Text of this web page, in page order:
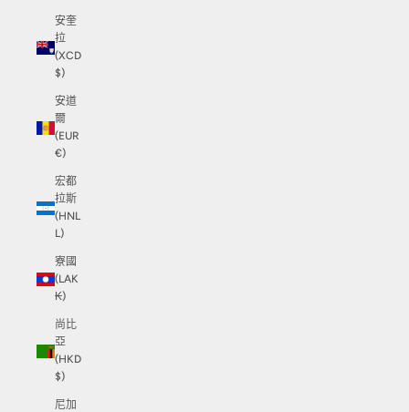
安奎
拉
(XCD
$)
安道
爾
(EUR
€)
宏都
拉斯
(HNL
L)
寮國
(LAK
₭)
尚比
亞
(HKD
$)
尼加